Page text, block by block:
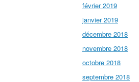
février 2019
janvier 2019
décembre 2018
novembre 2018
octobre 2018
septembre 2018